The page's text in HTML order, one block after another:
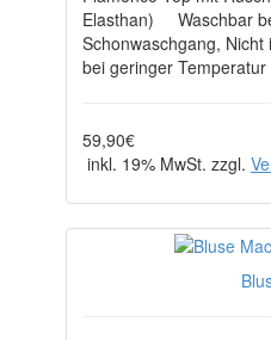
Elasthan) Waschbar
Schonwaschgang,
bei geringer
59,90€
inkl. 19% MwSt. zzgl.